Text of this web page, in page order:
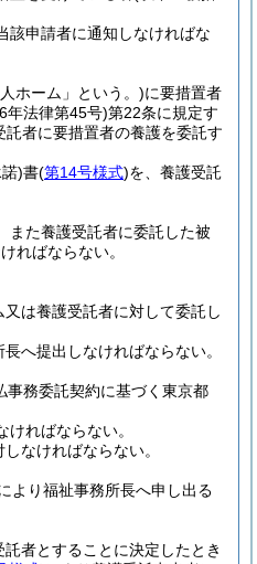
該申請者に通知しなければな
ホーム」という。)に要措置者
年法律第45号)第22条に規定す
託者に要措置者の養護を委託す
)書(第14号様式)を、養護受託
また養護受託者に委託した被
ればならない。
は養護受託者に対して委託し
へ提出しなければならない。
事務委託契約に基づく東京都
ればならない。
なければならない。
より福祉事務所長へ申し出る
者とすることに決定したとき